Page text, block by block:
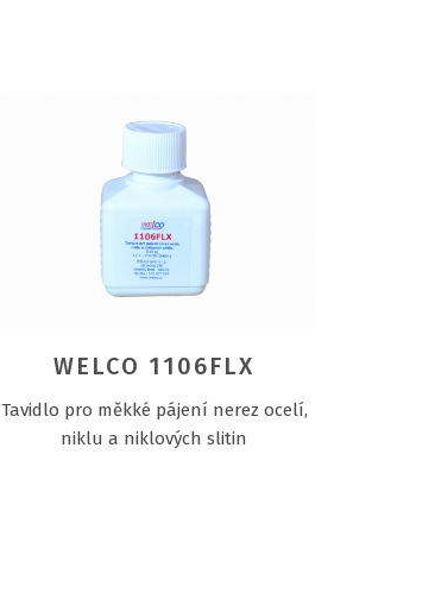
WELCO 1106FLX
Tavidlo pro měkké pájení nerez ocelí,
niklu a niklových slitin